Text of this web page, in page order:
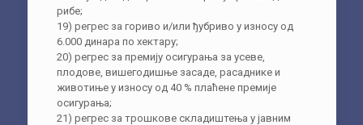
рибе;
19) регрес за гориво и/или ђубриво у износу од
6.000 динара по хектару;
20) регрес за премију осигурања за усеве,
плодове, вишегодишње засаде, расаднике и
животиње у износу од 40 % плаћене премије
осигурања;
21) регрес за трошкове складиштења у јавним